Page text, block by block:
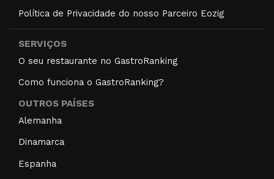
Política de Privacidade do nosso Parceiro Eozig
SERVIÇOS
O seu restaurante no GastroRanking
Como funciona o GastroRanking?
OUTROS PAÍSES
Alemanha
Dinamarca
Espanha